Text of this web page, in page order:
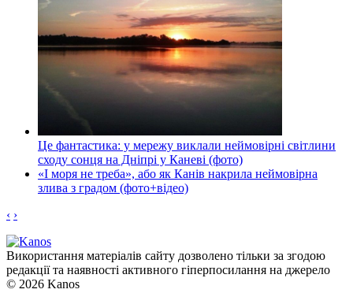
Це фантастика: у мережу виклали неймовірні світлини
сходу сонця на Дніпрі у Каневі (фото)
«І моря не треба», або як Канів накрила неймовірна
злива з градом (фото+відео)
‹ ›
Використання матеріалів сайту дозволено тільки за згодою
редакції та наявності активного гіперпосилання на джерело
© 2026 Kanos